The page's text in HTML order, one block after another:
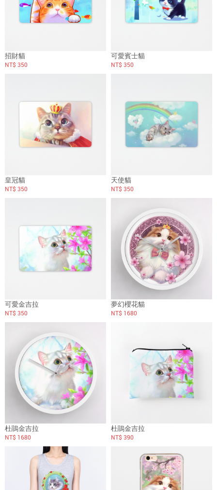
招財貓
NT$ 350
可愛賓士貓
NT$ 350
皇冠貓
NT$ 350
天使貓
NT$ 350
可愛金吉拉
NT$ 350
夢幻櫻花貓
NT$ 1680
杜鵑金吉拉
NT$ 1680
杜鵑金吉拉
NT$ 390